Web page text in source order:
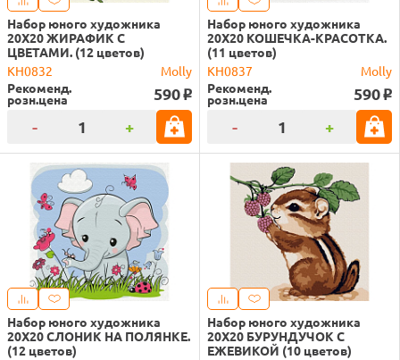
Набор юного художника
20Х20 ЖИРАФИК С
ЦВЕТАМИ. (12 цветов)
KH0832
Molly
Рекоменд.
розн.цена 590 o
- +
Набор юного художника
20Х20 КОШЕЧКА-КРАСОТКА.
(11 цветов)
KH0837
Molly
Рекоменд.
розн.цена 590 o
- +
Набор юного художника
20Х20 СЛОНИК НА ПОЛЯНКЕ.
(12 цветов)
Набор юного художника
20Х20 БУРУНДУЧОК С
ЕЖЕВИКОЙ (10 цветов)